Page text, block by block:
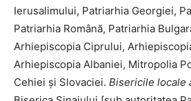
Ierusalimului, Patriarhia Georgiei,
Patriarhia Română, Patriarhia
Arhiepiscopia Ciprului,
Arhiepiscopia Albaniei, Mitropolia
Cehiei şi Slovaciei. Bisericile locale